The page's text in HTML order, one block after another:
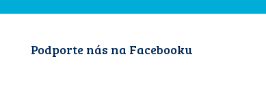
Podporte nás na Facebooku